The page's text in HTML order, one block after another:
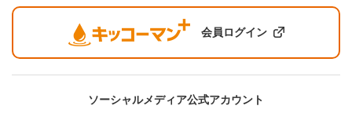
会員ログイン
ソーシャルメディア公式アカウント